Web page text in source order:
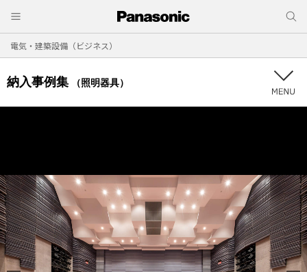
電気・建築設備（ビジネス）
納入事例集 （照明器具）